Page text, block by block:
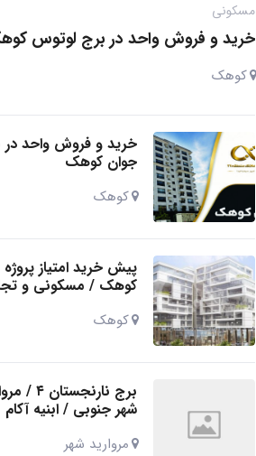
مسکونی
خرید و فروش واحد در برج لوتوس
کوهک
خرید و فروش واحد در
جوان کوهک
کوهک
پیش خرید امتیاز
کوهک / مسکونی و
کوهک
برج نارنجستان
شهر جنوبی / ابنیه آکام
مروارید شهر